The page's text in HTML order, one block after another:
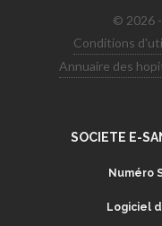
© 2026
Conditions
Annuaire des
SOCIETE E-
Numéro
Logiciel